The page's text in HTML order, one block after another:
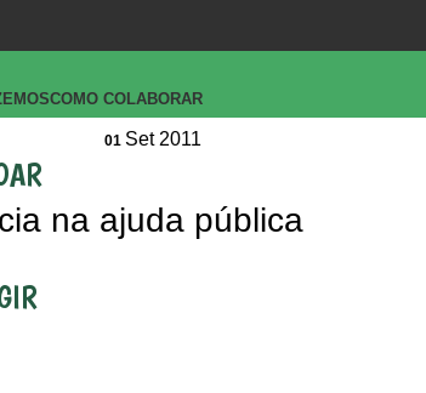
COMO COLABORAR
na ajuda pública
01 Set 2011